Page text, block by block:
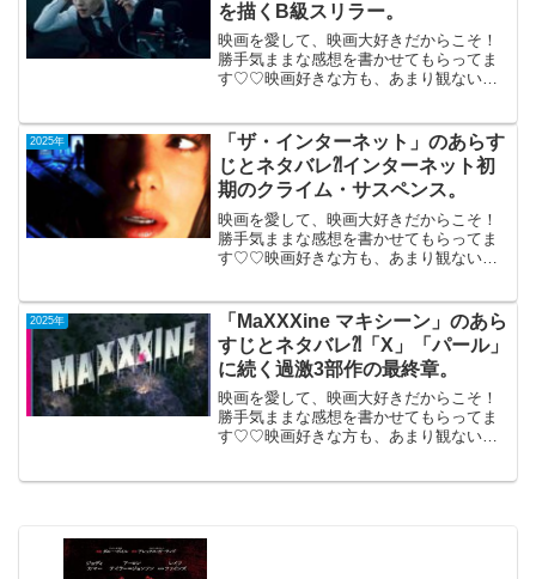
を描くB級スリラー。
映画を愛して、映画大好きだからこそ！
勝手気ままな感想を書かせてもらってま
す♡♡映画好きな方も、あまり観ない方
さかげんを描くB級スリラー。登録者数1
位の配信者に...
2025年
「ザ・インターネット」のあらす
じとネタバレ⁈インターネット初
期のクライム・サスペンス。
映画を愛して、映画大好きだからこそ！
勝手気ままな感想を書かせてもらってま
す♡♡映画好きな方も、あまり観ない方
替え版）1996年1月20日公開（114分）
イ...
2025年
「MaXXXine マキシーン」のあら
すじとネタバレ⁈「X」「パール」
に続く過激3部作の最終章。
映画を愛して、映画大好きだからこそ！
勝手気ままな感想を書かせてもらってま
す♡♡映画好きな方も、あまり観ない方